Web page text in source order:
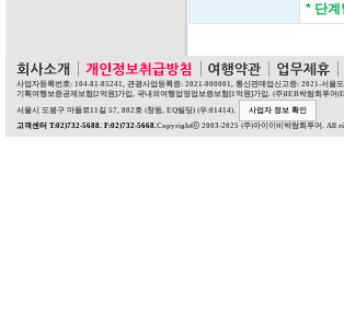
* 단계
사업자등록번호: 104-81-85241, 관광사업등록증: 2021-000001, 통신판매업신고증: 2021-서울
기획여행보증공제보험[2억원]가입, 국내외여행업영업보증보험[1억원]가입. (주)IEB박람회투어
서울시 도봉구 마들로11길 57, 802호 (창동, EQ빌딩) (우:01414).
사업자 정보 확인
고객센터 T:02)732-5688. F:02)732-5668.Copyrightⓒ 2003-2025 (주)아이이비박람회투어. All